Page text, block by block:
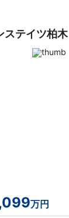
ステイツ柏木
万円